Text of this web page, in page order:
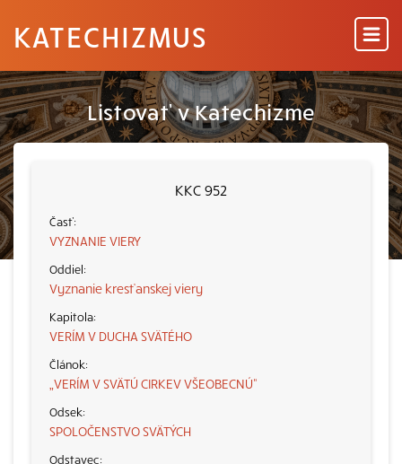
KATECHIZMUS
Listovať v Katechizme
KKC 952
VYZNANIE VIERY
Vyznanie kresťanskej viery
VERÍM V DUCHA SVÄTÉHO
„VERÍM V SVÄTÚ CIRKEV VŠEOBECNÚ“
SPOLOČENSTVO SVÄTÝCH